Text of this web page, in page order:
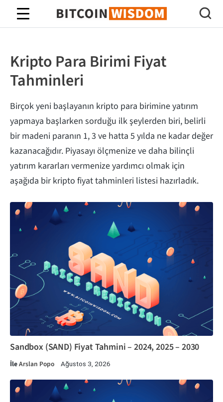
Bitcoin Bilgeliği
Kripto Para Birimi Fiyat
Tahminleri
Birçok yeni başlayanın kripto para birimine yatırım
yapmaya başlarken sorduğu ilk şeylerden biri, belirli
bir madeni paranın 1, 3 ve hatta 5 yılda ne kadar değer
kazanacağıdır. Piyasayı ölçmenize ve daha bilinçli
yatırım kararları vermenize yardımcı olmak için
aşağıda bir kripto fiyat tahminleri listesi hazırladık.
Sandbox (SAND) Fiyat Tahmini – 2024, 2025 – 2030
İleArslan Popo Ağustos 3, 2026